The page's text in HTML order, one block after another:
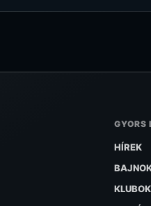
GYORS
HÍREK
KLUBOK